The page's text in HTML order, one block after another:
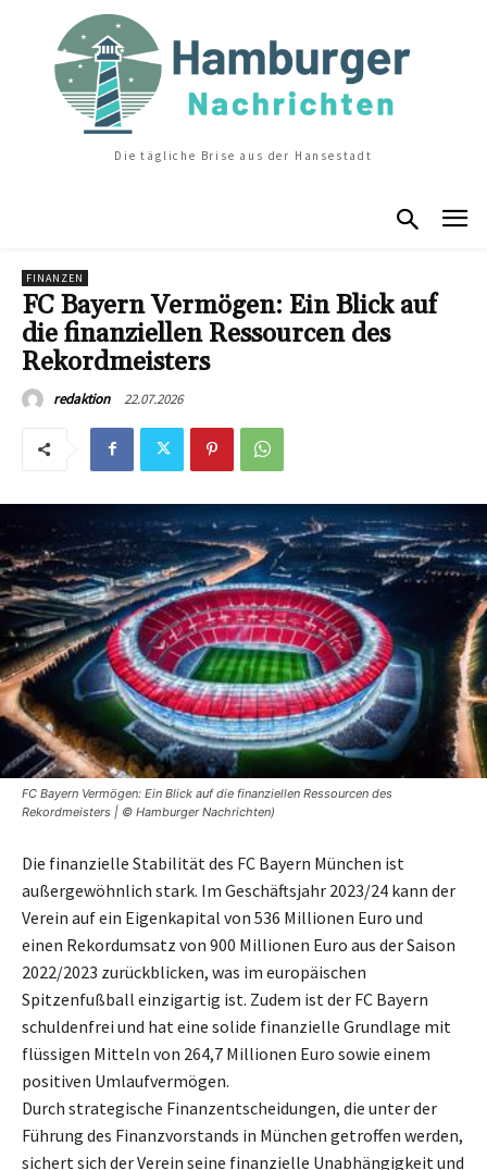
Die tägliche Brise aus der Hansestadt
FINANZEN
FC Bayern Vermögen: Ein Blick auf
die finanziellen Ressourcen des
Rekordmeisters
redaktion 22.07.2026
FC Bayern Vermögen: Ein Blick auf die finanziellen Ressourcen des
Rekordmeisters | © Hamburger Nachrichten)
Die finanzielle Stabilität des FC Bayern München ist
außergewöhnlich stark. Im Geschäftsjahr 2023/24 kann der
Verein auf ein Eigenkapital von 536 Millionen Euro und
einen Rekordumsatz von 900 Millionen Euro aus der Saison
2022/2023 zurückblicken, was im europäischen
Spitzenfußball einzigartig ist. Zudem ist der FC Bayern
schuldenfrei und hat eine solide finanzielle Grundlage mit
flüssigen Mitteln von 264,7 Millionen Euro sowie einem
positiven Umlaufvermögen.
Durch strategische Finanzentscheidungen, die unter der
Führung des Finanzvorstands in München getroffen werden,
sichert sich der Verein seine finanzielle Unabhängigkeit und